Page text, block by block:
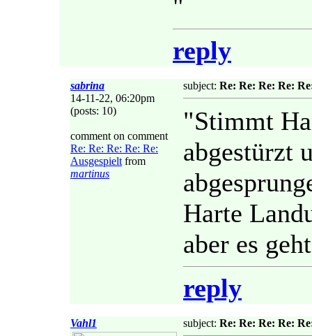
"
reply
sabrina
14-11-22, 06:20pm
(posts: 10)
comment on comment
Re: Re: Re: Re: Re:
Ausgespielt from
martinus
subject: Re: Re: Re: Re:
"Stimmt
abgestürzt
Harte
aber es
reply
Vahl1 subject: Re: Re: Re: Re: